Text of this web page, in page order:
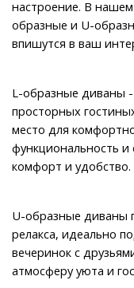
настроение. В
образные и U-
впишутся в ваш
L-образные диваны
просторных
место для
функциональность и
комфорт и удобство.
U-образные диваны
релакса, идеально
вечеринок с
атмосферу уюта и